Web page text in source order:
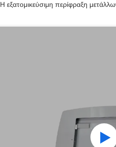
Η εξατομικεύσιμη περίφραξη